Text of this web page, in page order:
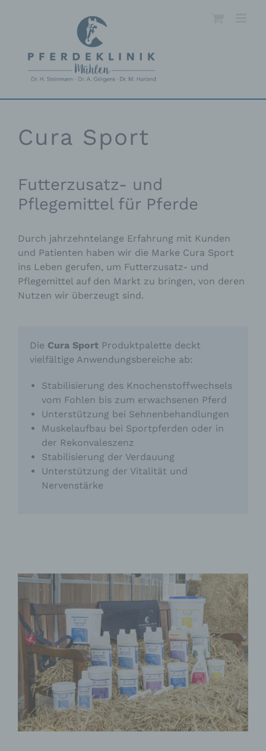
Cura Sport
Futterzusatz- und
Pflegemittel für Pferde
Durch jahrzehntelange Erfahrung mit Kunden
und Patienten haben wir die Marke Cura Sport
ins Leben gerufen, um Futterzusatz- und
Pflegemittel auf den Markt zu bringen, von deren
Nutzen wir überzeugt sind.
Die Cura Sport Produktpalette deckt
vielfältige Anwendungsbereiche ab:
Stabilisierung des Knochenstoffwechsels
vom Fohlen bis zum erwachsenen Pferd
Unterstützung bei Sehnenbehandlungen
Muskelaufbau bei Sportpferden oder in
der Rekonvaleszenz
Stabilisierung der Verdauung
Unterstützung der Vitalität und
Nervenstärke